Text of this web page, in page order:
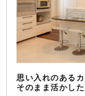
会社情報
ショールー
案内
イベント・ピック
思い入れのある
そのまま活かし